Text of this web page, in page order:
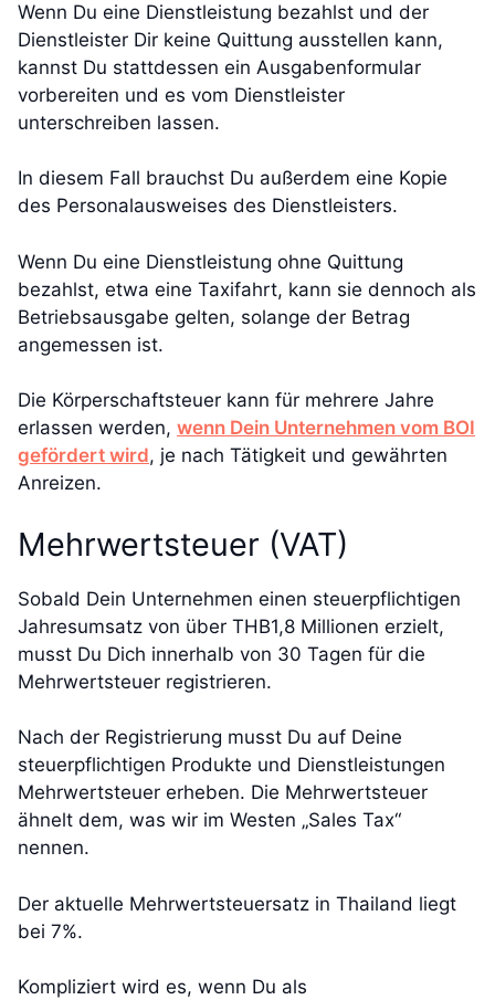
Wenn Du eine Dienstleistung bezahlst und der
Dienstleister Dir keine Quittung ausstellen kann,
kannst Du stattdessen ein Ausgabenformular
vorbereiten und es vom Dienstleister
unterschreiben lassen.
In diesem Fall brauchst Du außerdem eine Kopie
des Personalausweises des Dienstleisters.
Wenn Du eine Dienstleistung ohne Quittung
bezahlst, etwa eine Taxifahrt, kann sie dennoch als
Betriebsausgabe gelten, solange der Betrag
angemessen ist.
Die Körperschaftsteuer kann für mehrere Jahre
erlassen werden, wenn Dein Unternehmen vom BOI
gefördert wird, je nach Tätigkeit und gewährten
Anreizen.
Mehrwertsteuer (VAT)
Sobald Dein Unternehmen einen steuerpflichtigen
Jahresumsatz von über THB1,8 Millionen erzielt,
musst Du Dich innerhalb von 30 Tagen für die
Mehrwertsteuer registrieren.
Nach der Registrierung musst Du auf Deine
steuerpflichtigen Produkte und Dienstleistungen
Mehrwertsteuer erheben. Die Mehrwertsteuer
ähnelt dem, was wir im Westen „Sales Tax“
nennen.
Der aktuelle Mehrwertsteuersatz in Thailand liegt
bei 7%.
Kompliziert wird es, wenn Du als